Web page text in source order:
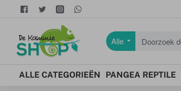
Alle
Doorzoek
hele
ALLE CATEGORIEËN PANGEA REPTILE